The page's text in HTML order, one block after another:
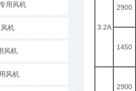
用风机
机
风机
风机
3.2A
2900
1450
2900